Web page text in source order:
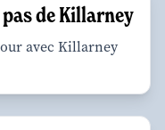
pas de Killarney
avec Killarney